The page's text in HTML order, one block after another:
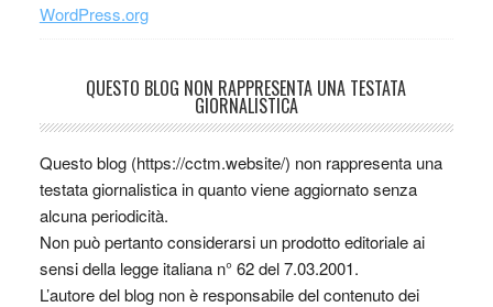
WordPress.org
QUESTO BLOG NON RAPPRESENTA UNA TESTATA
GIORNALISTICA
Questo blog (https://cctm.website/) non rappresenta una
testata giornalistica in quanto viene aggiornato senza
alcuna periodicità.
Non può pertanto considerarsi un prodotto editoriale ai
sensi della legge italiana n° 62 del 7.03.2001.
L’autore del blog non è responsabile del contenuto dei